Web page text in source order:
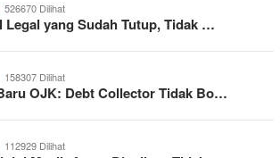
526670 Dilihat
Legal yang Sudah Tutup, Tidak …
158307 Dilihat
OJK: Debt Collector Tidak Bo…
112929 Dilihat